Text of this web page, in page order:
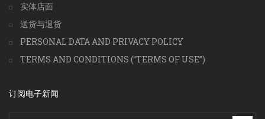
实体店面
送货与退货
PERSONAL DATA AND PRIVACY POLICY
TERMS AND CONDITIONS (“TERMS OF USE”)
订阅电子新闻